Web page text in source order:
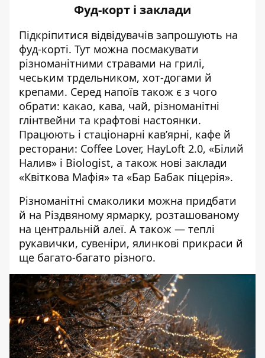
Фуд-корт і заклади
Підкріпитися відвідувачів запрошують на
фуд-корті. Тут можна посмакувати
різноманітними стравами на грилі,
чеським трдельником, хот-догами й
крепами. Серед напоїв також є з чого
обрати: какао, кава, чай, різноманітні
глінтвейни та крафтові настоянки.
Працюють і стаціонарні кав’ярні, кафе й
ресторани: Coffee Lover, HayLoft 2.0, «Білий
Налив» і Biologist, а також нові заклади
«Квіткова Мафія» та «Бар Бабак піцерія».
Різноманітні смаколики можна придбати
й на Різдвяному ярмарку, розташованому
на центральній алеї. А також — теплі
рукавички, сувеніри, ялинкові прикраси й
ще багато-багато різного.